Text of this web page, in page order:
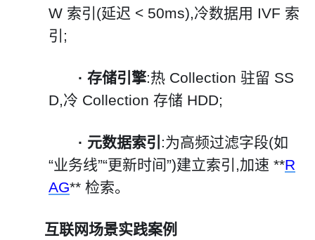
W 索引(延迟 < 50ms),冷数据用 IVF 索
引;
· 存储引擎:热 Collection 驻留 SS
D,冷 Collection 存储 HDD;
· 元数据索引 :为高频过滤字段(如
“业务线”“更新时间”)建立索引,加速 **R
AG** 检索。
互联网场景实践案例